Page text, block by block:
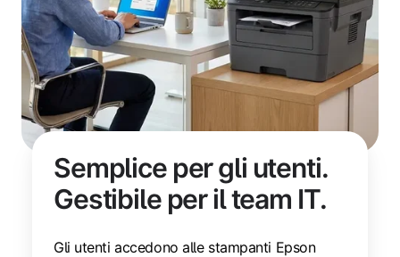
Semplice per gli utenti.
Gestibile per il team IT.
Gli utenti accedono alle stampanti Epson